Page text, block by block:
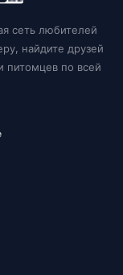
сеть любителей
найдите друзей
питомцев по всей